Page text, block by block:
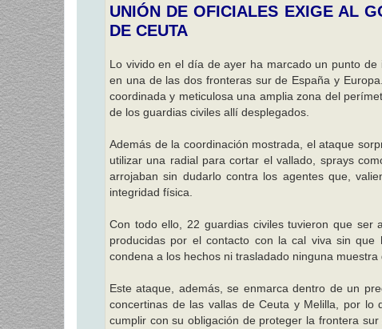
UNIÓN DE OFICIALES EXIGE AL
DE CEUTA
Lo vivido en el día de ayer ha marcado un punto
en una de las dos fronteras sur de España y
coordinada y meticulosa una amplia zona del
de los guardias civiles allí desplegados.
Además de la coordinación mostrada, el ataque
utilizar una radial para cortar el vallado, sprays
arrojaban sin dudarlo contra los agentes que,
integridad física.
Con todo ello, 22 guardias civiles tuvieron que ser
producidas por el contacto con la cal viva sin
condena a los hechos ni trasladado ninguna muestra
Este ataque, además, se enmarca dentro de un
concertinas de las vallas de Ceuta y Melilla, por lo
cumplir con su obligación de proteger la frontera